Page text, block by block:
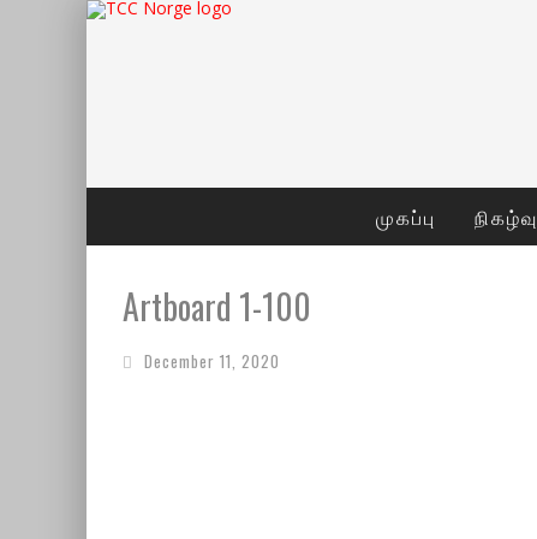
முகப்பு
Artboard 1-100
December 11, 2020